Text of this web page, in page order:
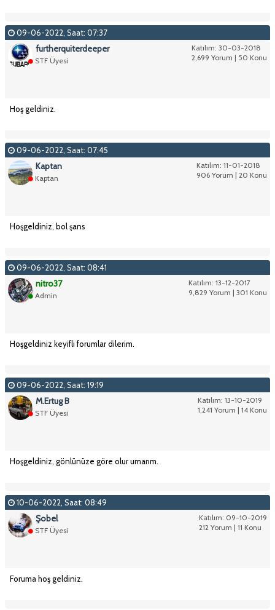
09-06-2022, Saat: 07:37
Katılım: 30-03-2018
2,699 Yorum | 50 Konu
furtherquiterdeeper
STF Üyesi
Hoş geldiniz.
09-06-2022, Saat: 07:45
Katılım: 11-01-2018
906 Yorum | 20 Konu
Kaptan
Kaptan
Hoşgeldiniz, bol şans
09-06-2022, Saat: 08:41
Katılım: 13-12-2017
9,829 Yorum | 301 Konu
nitro37
Admin
Hoşgeldiniz keyifli forumlar dilerim.
09-06-2022, Saat: 19:19
Katılım: 13-10-2019
1,241 Yorum | 14 Konu
M.Ertug B
STF Üyesi
Hoşgeldiniz, gönlünüze göre olur umarım.
10-06-2022, Saat: 08:49
Katılım: 09-10-2019
212 Yorum | 11 Konu
Şobel
STF Üyesi
Foruma hoş geldiniz.